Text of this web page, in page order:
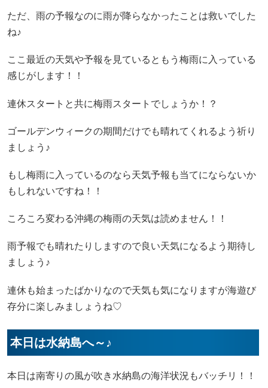
ただ、雨の予報なのに雨が降らなかったことは救いでした
ね♪
ここ最近の天気や予報を見ているともう梅雨に入っている
感じがします！！
連休スタートと共に梅雨スタートでしょうか！？
ゴールデンウィークの期間だけでも晴れてくれるよう祈り
ましょう♪
もし梅雨に入っているのなら天気予報も当てにならないか
もしれないですね！！
ころころ変わる沖縄の梅雨の天気は読めません！！
雨予報でも晴れたりしますので良い天気になるよう期待し
ましょう♪
連休も始まったばかりなので天気も気になりますが海遊び
存分に楽しみましょうね♡
本日は水納島へ～♪
本日は南寄りの風が吹き水納島の海洋状況もバッチリ！！